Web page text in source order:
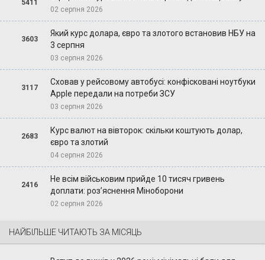
5411
02 серпня 2026
3603
Який курс долара, євро та злотого встановив НБУ на
3 серпня
03 серпня 2026
3117
Сховав у рейсовому автобусі: конфісковані ноутбуки
Apple передали на потреби ЗСУ
03 серпня 2026
2683
Курс валют на вівторок: скільки коштують долар,
євро та злотий
04 серпня 2026
2416
Не всім військовим прийде 10 тисяч гривень
доплати: роз’яснення Міноборони
02 серпня 2026
НАЙБІЛЬШЕ ЧИТАЮТЬ ЗА МІСЯЦЬ